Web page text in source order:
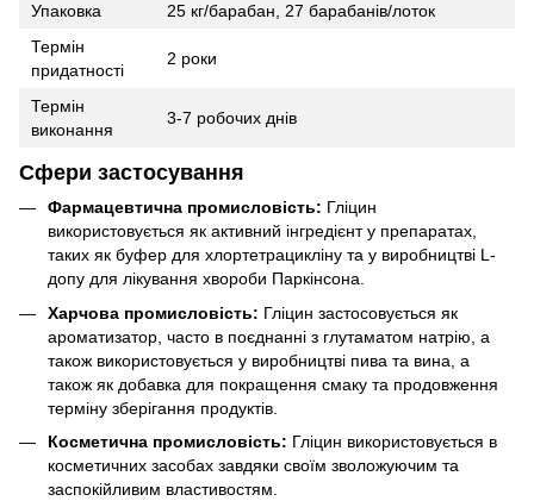
Упаковка
25 кг/барабан, 27 барабанів/лоток
Термін
придатності
2 роки
Термін
виконання
3-7 робочих днів
Сфери застосування
Фармацевтична промисловість: Гліцин
використовується як активний інгредієнт у препаратах,
таких як буфер для хлортетрацикліну та у виробництві L-
допу для лікування хвороби Паркінсона.
Харчова промисловість: Гліцин застосовується як
ароматизатор, часто в поєднанні з глутаматом натрію, а
також використовується у виробництві пива та вина, а
також як добавка для покращення смаку та продовження
терміну зберігання продуктів.
Косметична промисловість: Гліцин використовується в
косметичних засобах завдяки своїм зволожуючим та
заспокійливим властивостям.